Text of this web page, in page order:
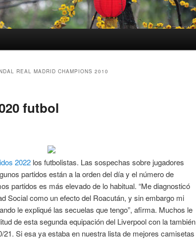
REAL MADRID CHAMPIONS 2010
futbol
2022 los futbolistas. Las sospechas sobre jugadores
partidos están a la orden del día y el número de
partidos es más elevado de lo habitual. “Me diagnosticó
Social como un efecto del Roacután, y sin embargo mi
le expliqué las secuelas que tengo”, afirma. Muchos le
de esta segunda equipación del Liverpool con la también
21. Si esa ya estaba en nuestra lista de mejores camisetas